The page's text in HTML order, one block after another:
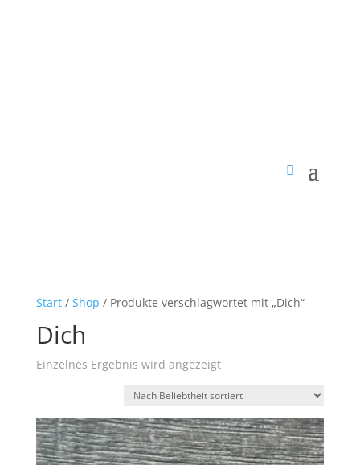
Start/ Shop / Produkte verschlagwortet mit „Dich“
Dich
Einzelnes Ergebnis wird angezeigt